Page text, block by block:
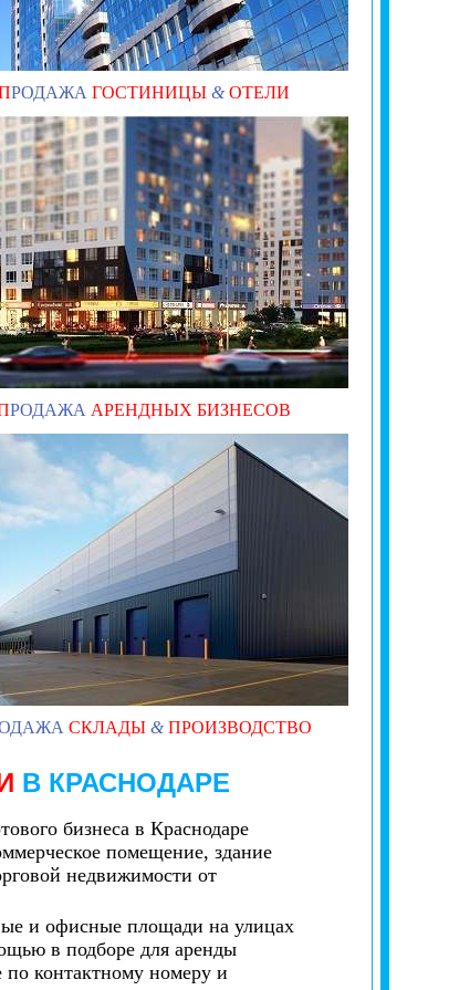
РОДАЖА ГОСТИНИЦЫ & ОТЕЛИ
РОДАЖА АРЕНДНЫХ БИЗНЕСОВ
СКЛАДЫ & ПРОИЗВОДСТВО
В КРАСНОДАРЕ
бизнеса в Краснодаре
помещение, здание
недвижимости от
и офисные площади на улицах
в подборе для аренды
контактному номеру и